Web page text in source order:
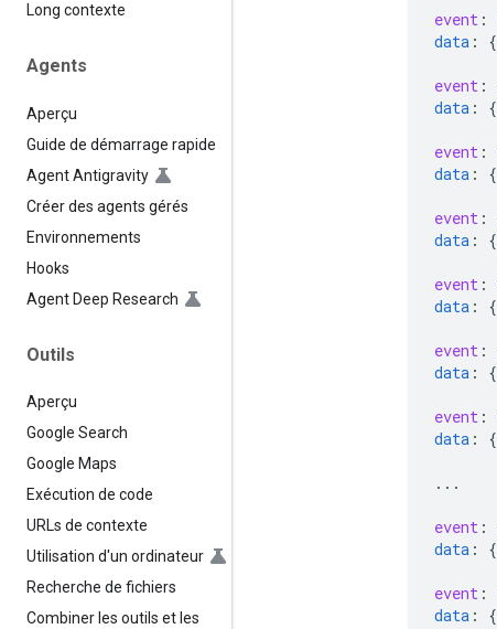
Long contexte
Agents
Aperçu
Guide de démarrage rapide
Agent Antigravity
Créer des agents gérés
Environnements
Hooks
Agent Deep Research
Outils
Aperçu
Google Search
Google Maps
Exécution de code
URLs de contexte
Utilisation d'un ordinateur
Recherche de fichiers
Combiner les outils et les
event :
data : {
event :
data : {
event :
data : {
event :
data : {
event :
data : {
event :
data : {
event :
data : {
...
event :
data : {
event :
data : {